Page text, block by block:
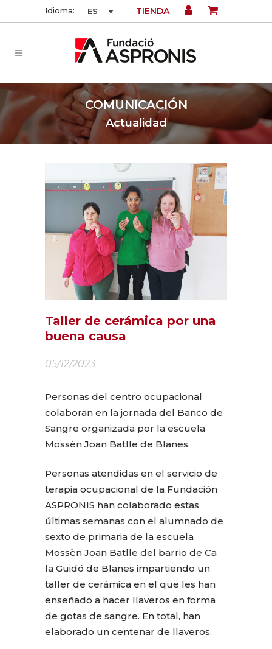
Idioma: ES TIENDA
COMUNICACIÓN
Actualidad
Taller de cerámica por una
buena causa
05/12/2023
Personas del centro ocupacional
colaboran en la jornada del Banco de
Sangre organizada por la escuela
Mossèn Joan Batlle de Blanes
Personas atendidas en el servicio de
terapia ocupacional de la Fundación
ASPRONIS han colaborado estas
últimas semanas con el alumnado de
sexto de primaria de la escuela
Mossèn Joan Batlle del barrio de Ca
la Guidó de Blanes impartiendo un
taller de cerámica en el que les han
enseñado a hacer llaveros en forma
de gotas de sangre. En total, han
elaborado un centenar de llaveros.